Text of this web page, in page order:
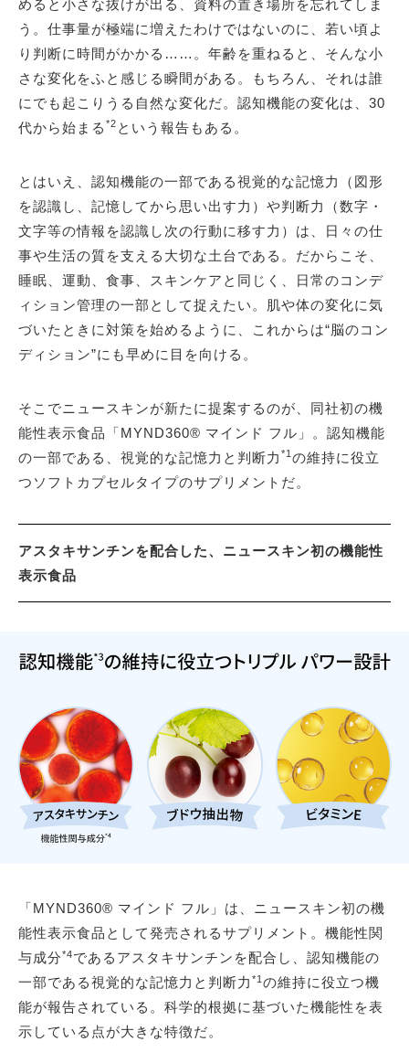
めると小さな抜けが出る、資料の置き場所を忘れてしま
う。仕事量が極端に増えたわけではないのに、若い頃よ
り判断に時間がかかる……。年齢を重ねると、そんな小
さな変化をふと感じる瞬間がある。もちろん、それは誰
にでも起こりうる自然な変化だ。認知機能の変化は、30
代から始まる *2 という報告もある。
とはいえ、認知機能の一部である視覚的な記憶力（図形
を認識し、記憶してから思い出す力）や判断力（数字・
文字等の情報を認識し次の行動に移す力）は、日々の仕
事や生活の質を支える大切な土台である。だからこそ、
睡眠、運動、食事、スキンケアと同じく、日常のコンデ
ィション管理の一部として捉えたい。肌や体の変化に気
づいたときに対策を始めるように、これからは“脳のコン
ディション”にも早めに目を向ける。
そこでニュースキンが新たに提案するのが、同社初の機
能性表示食品「MYND360® マインド フル」。認知機能
の一部である、視覚的な記憶力と判断力 *1 の維持に役立
つソフトカプセルタイプのサプリメントだ。
アスタキサンチンを配合した、ニュースキン初の機能性
表示食品
「MYND360® マインド フル」は、ニュースキン初の機
能性表示食品として発売されるサプリメント。機能性関
与成分*4であるアスタキサンチンを配合し、認知機能の
一部である視覚的な記憶力と判断力 *1 の維持に役立つ機
能が報告されている。科学的根拠に基づいた機能性を表
示している点が大きな特徴だ。